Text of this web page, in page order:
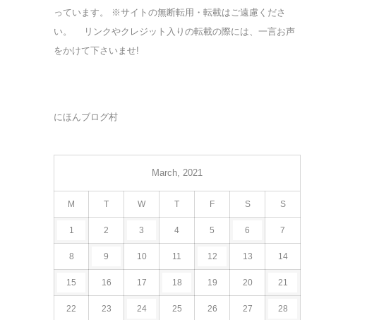
っています。 ※サイトの無断転用・転載はご遠慮くださ
い。 リンクやクレジット入りの転載の際には、一言お声
をかけて下さいませ!
にほんブログ村
March, 2021
M T W T F S S
1 2 3 4 5 6 7
8 9 10 11 12 13 14
15 16 17 18 19 20 21
22 23 24 25 26 27 28